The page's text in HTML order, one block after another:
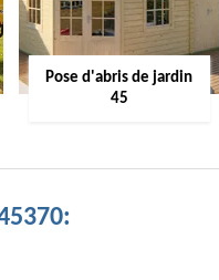
Pose d'abris de jardin
45